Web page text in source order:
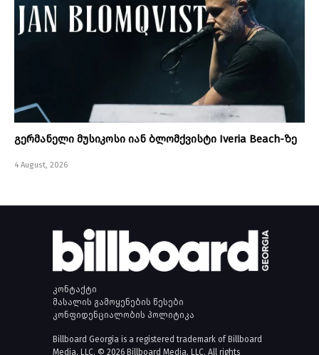
გერმანელი მუსიკოსი იან ბლომქვისტი Iveria Beach-ზე
4 August, 2026
კონტაქტი
მასალის გამოყენების წესები
კონფიდენციალობის პოლიტიკა
Billboard Georgia is a registered trademark of Billboard
Media, LLC. © 2026 Billboard Media, LLC. All rights